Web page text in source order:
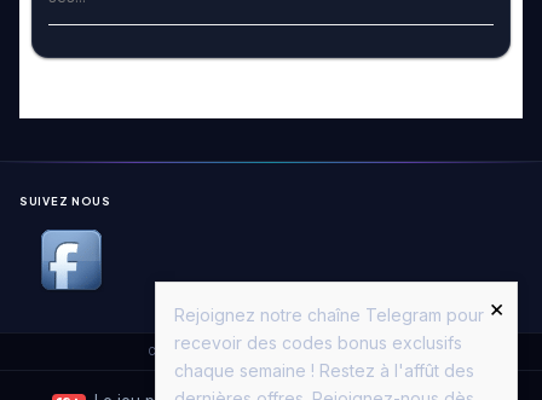
SUIVEZ NOUS
Copyright © 2026. All Rights Reserved. Casino Moon
Rejoignez notre chaîne Telegram pour
recevoir des codes bonus exclusifs
chaque semaine ! Restez à l'affût des
×